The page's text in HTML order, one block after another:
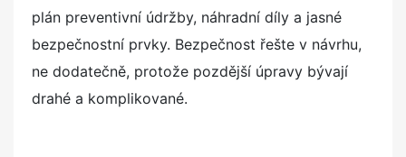
plán preventivní údržby, náhradní díly a jasné
bezpečnostní prvky. Bezpečnost řešte v návrhu,
ne dodatečně, protože pozdější úpravy bývají
drahé a komplikované.